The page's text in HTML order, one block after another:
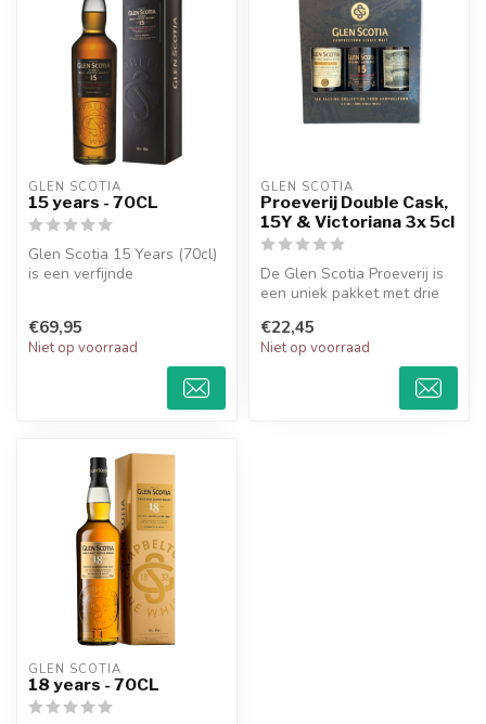
GLEN SCOTIA
15 years - 70CL
Glen Scotia 15 Years (70cl)
is een verfijnde
€69,95
Niet op voorraad
GLEN SCOTIA
Proeverij Double Cask,
15Y & Victoriana 3x 5cl
De Glen Scotia Proeverij is
een uniek pakket met drie
€22,45
Niet op voorraad
GLEN SCOTIA
18 years - 70CL